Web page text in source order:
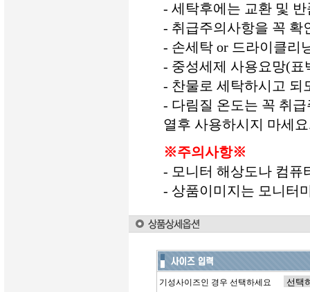
- 세탁후에는 교환 및
- 취급주의사항을 꼭 확
- 손세탁 or 드라이클리
- 중성세제 사용요망(표
- 찬물로 세탁하시고 되
- 다림질 온도는 꼭 취
열후 사용하시지 마세
※주의사항※
- 모니터 해상도나 컴퓨
- 상품이미지는 모니터
기성사이즈인 경우 선택하세요